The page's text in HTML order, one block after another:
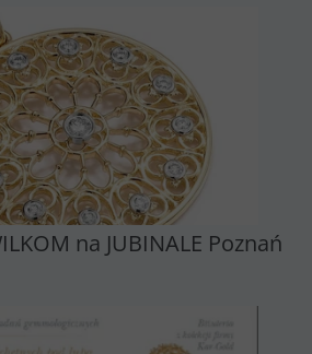
na JUBINALE Poznań